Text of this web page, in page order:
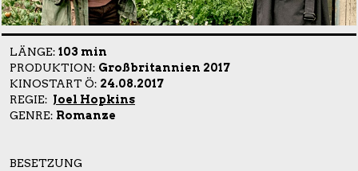
LÄNGE: 103 min
PRODUKTION: Großbritannien 2017
KINOSTART Ö: 24.08.2017
REGIE: Joel Hopkins
GENRE: Romanze
BESETZUNG